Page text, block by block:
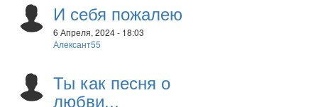
И себя пожалею
6 Апреля, 2024 - 18:03
Алексант55
Ты как песня о
любви...